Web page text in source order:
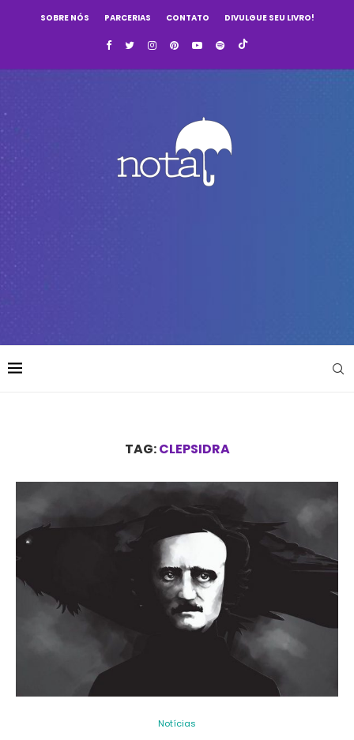
SOBRE NÓS PARCERIAS CONTATO DIVULGUE SEU LIVRO!
TAG:CLEPSIDRA
Notícias